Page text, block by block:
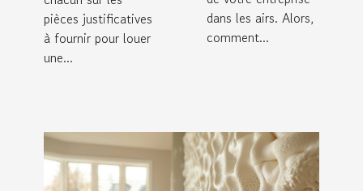
pièces justificatives
à fournir pour louer
une...
dans les airs. Alors,
comment...